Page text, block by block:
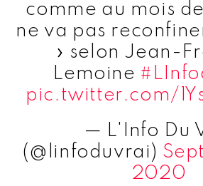
comme au mois
ne va pas
» selon Jean-
Lemoine
pic.twitter.com/
— L'Info Du
(@linfoduvrai)
2020